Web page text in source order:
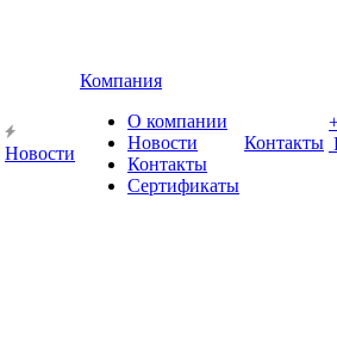
Новости
Компания
О компании
Новости
Контакты
Сертификаты
Контакты